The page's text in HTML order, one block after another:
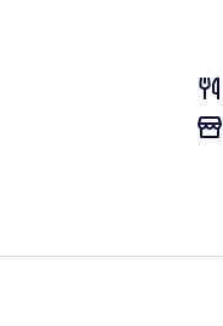
Spiaggia privata